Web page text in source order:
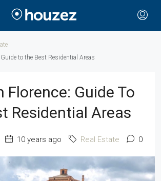
to the Best Residential Areas
Florence: Guide To
Residential Areas
10 years ago Real Estate 0